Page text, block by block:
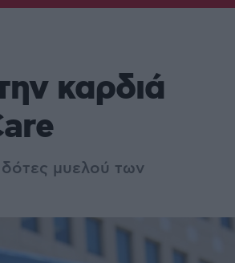
καρδιά
δότες μυελού των